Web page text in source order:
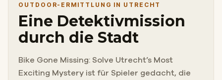
OUTDOOR-ERMITTLUNG IN UTRECHT
Eine Detektivmission
durch die Stadt
Bike Gone Missing: Solve Utrecht’s Most
Exciting Mystery ist für Spieler gedacht, die